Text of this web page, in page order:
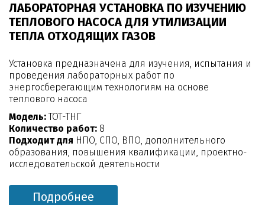
ЛАБОРАТОРНАЯ УСТАНОВКА ПО ИЗУЧЕНИЮ
ТЕПЛОВОГО НАСОСА ДЛЯ УТИЛИЗАЦИИ
ТЕПЛА ОТХОДЯЩИХ ГАЗОВ
Установка предназначена для изучения, испытания и
проведения лабораторных работ по
энергосберегающим технологиям на основе
теплового насоса
Модель:ТОТ-ТНГ
Количество работ: 8
Подходит для НПО, СПО, ВПО, дополнительного
образования, повышения квалификации, проектно-
исследовательской деятельности
Подробнее